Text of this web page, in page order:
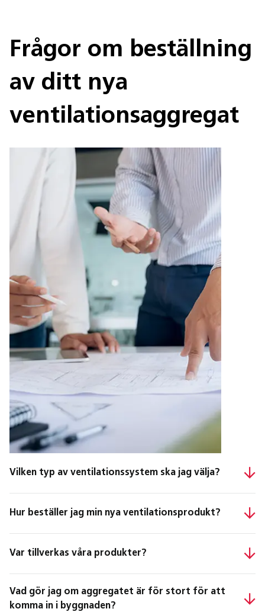
Frågor om beställning
av ditt nya
ventilationsaggregat
Vilken typ av ventilationssystem ska jag välja?
Hur beställer jag min nya ventilationsprodukt?
Var tillverkas våra produkter?
Vad gör jag om aggregatet är för stort för att
komma in i byggnaden?